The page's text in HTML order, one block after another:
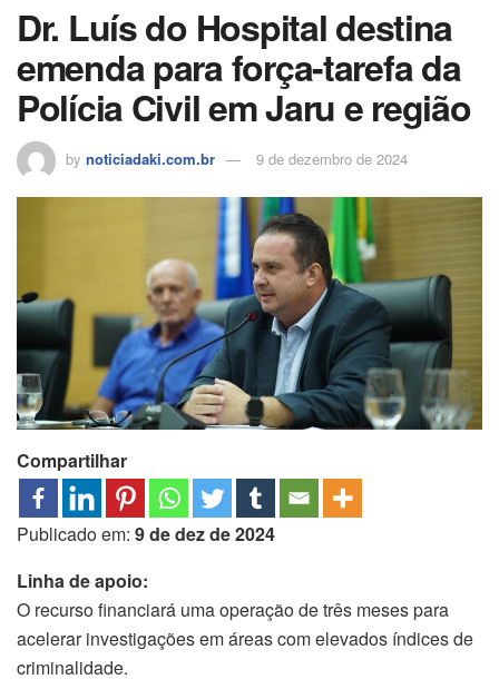
Dr. Luís do Hospital destina
emenda para força-tarefa da
Polícia Civil em Jaru e região
by noticiadaki.com.br 9 de dezembro de 2024
Compartilhar
Publicado em: 9 de dez de 2024
Linha de apoio:
O recurso financiará uma operação de três meses para
acelerar investigações em áreas com elevados índices de
criminalidade.